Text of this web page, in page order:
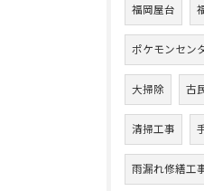
福岡屋台
ポケモンセン
大掃除 古
清掃工事
雨漏れ修繕工